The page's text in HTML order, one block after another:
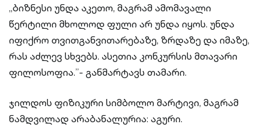
„ბიზნესი უნდა აკეთო, მაგრამ ამომავალი
წერტილი მხოლოდ ფული არ უნდა იყოს. უნდა
იფიქრო თვითგანვითარებაზე, ზრდაზე და იმაზე,
რას აძლევ სხვებს. ასეთია კონკურსის მთავარი
ფილოსოფია.”- განმარტავს თამარი.
ჯილდოს ფიზიკური სიმბოლო მარტივი, მაგრამ
ნამდვილად არაბანალურია: აგური.